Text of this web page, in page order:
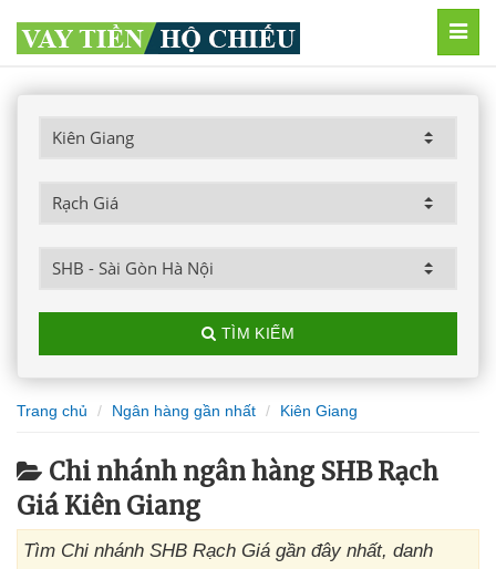
TÌM KIẾM
Trang chủ Ngân hàng gần nhất Kiên Giang
Chi nhánh ngân hàng SHB Rạch
Giá Kiên Giang
Tìm Chi nhánh SHB Rạch Giá gần đây nhất, danh